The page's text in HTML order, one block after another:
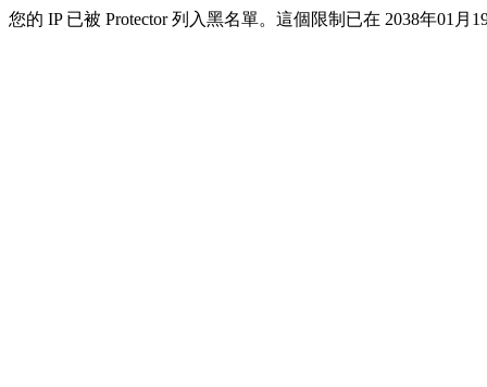
您的 IP 已被 Protector 列入黑名單。這個限制已在 2038年01月